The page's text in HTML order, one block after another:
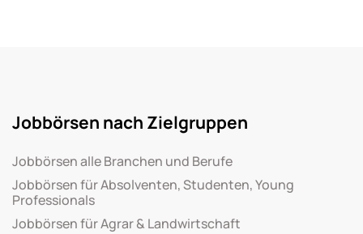
Jobbörsen nach Zielgruppen
Jobbörsen alle Branchen und Berufe
Jobbörsen für Absolventen, Studenten, Young
Professionals
Jobbörsen für Agrar & Landwirtschaft